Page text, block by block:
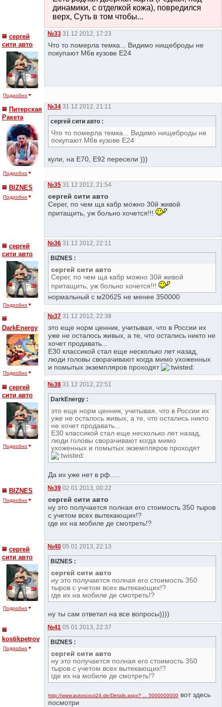
динамики, с отделкой кожа), повредился
верх, Суть в том чтобы...
сергей
сити авто
Подробно
№33 31 12 2012, 17:23
Что то померла темка... Видимо нищеброды не
покупают М6в кузове Е24
Питерская
Ракета
Подробно
№34 31 12 2012, 21:11
сергей сити авто :
Что то померла темка... Видимо нищеброды не
покупают М6в кузове Е24
кули, на Е70, Е92 пересели )))
BIZNES
Подробно
№35 31 12 2012, 21:54
сергей сити авто
Серег, по чем ща кабр можно 30й живой
притащить, уж больно хочется!!!
сергей
сити авто
Подробно
№36 31 12 2012, 22:11
BIZNES :
сергей сити авто
Серег, по чем ща кабр можно 30й живой
притащить, уж больно хочется!!!
нормальный с м20б25 не менее 350000
DarkEnergy
Подробно
№37 31 12 2012, 22:38
это еще норм ценник, учитывая, что в России их
уже не осталось живых, а те, что остались никто не
хочет продавать...
Е30 классикой стал еще несколько лет назад,
люди головы сворачивают когда мимо ухоженных
и помытых экземпляров проходят
сергей
сити авто
Подробно
№38 31 12 2012, 22:51
DarkEnergy :
это еще норм ценник, учитывая, что в России их
уже не осталось живых, а те, что остались никто
не хочет продавать...
Е30 классикой стал еще несколько лет назад,
люди головы сворачивают когда мимо
ухоженных и помытых экземпляров проходят
Да их уже нет в рф.....
BIZNES
Подробно
№39 02 01 2013, 00:22
сергей сити авто
ну это получается полная его стоимость 350 тыров
с учетом всех вытекающих!?
где их на мобиле де смотреть!?
сергей
сити авто
Подробно
№40 05 01 2013, 22:13
BIZNES :
сергей сити авто
ну это получается полная его стоимость 350
тыров с учетом всех вытекающих!?
где их на мобиле де смотреть!?
ну ты сам ответил на все вопросы))))
kostikpetrov
Подробно
№41 05 01 2013, 22:37
BIZNES :
сергей сити авто
ну это получается полная его стоимость 350
тыров с учетом всех вытекающих!?
где их на мобиле де смотреть!?
http://www.autoscout24.de/Details.aspx? ... 5000000000 вот здесь
посмотри